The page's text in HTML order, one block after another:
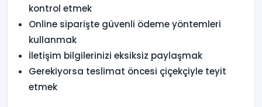
kontrol etmek
Online siparişte güvenli ödeme yöntemleri
kullanmak
İletişim bilgilerinizi eksiksiz paylaşmak
Gerekiyorsa teslimat öncesi çiçekçiyle teyit
etmek